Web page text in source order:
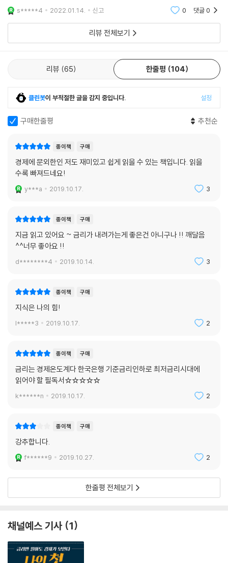
크에 관심이 있다면 이책을 차근차근 정독을 했으면 하는 바램이다. 코로
나로 어려운 경
s*****4 2022.01.14. 신고 0 댓글0
리뷰 전체보기
리뷰 65 한줄평 104
클린봇이 부적절한 글을 감지 중입니다. 설정
구매한줄평 추천순
종이책 구매
경제에 문외한인 저도 재미있고 쉽게 읽을 수 있는 책입니다. 읽을
수록 빠져드네요!
y***a 2019.10.17. 3
종이책 구매
지금 읽고 있어요 ~ 금리가 내려가는게 좋은건 아니구나 !! 깨달음
^^너무 좋아요 !!
d********4 2019.10.14. 3
종이책 구매
지식은 나의 힘!
l*****3 2019.10.17. 2
종이책 구매
금리는 경제온도계다 한국은행 기준금리인하로 최저금리시대에
읽어야 할 필독서☆☆☆☆☆
k******n 2019.10.17. 2
종이책 구매
강추합니다.
f******9 2019.10.27. 2
한줄평 전체보기
채널예스 기사 1